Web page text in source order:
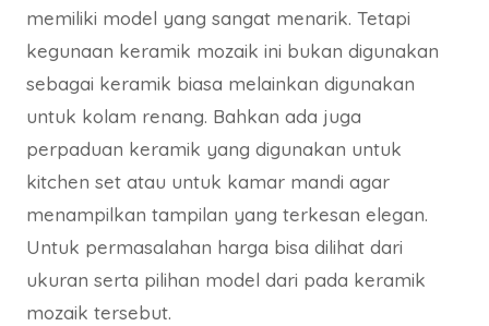
memiliki model yang sangat menarik. Tetapi
kegunaan keramik mozaik ini bukan digunakan
sebagai keramik biasa melainkan digunakan
untuk kolam renang. Bahkan ada juga
perpaduan keramik yang digunakan untuk
kitchen set atau untuk kamar mandi agar
menampilkan tampilan yang terkesan elegan.
Untuk permasalahan harga bisa dilihat dari
ukuran serta pilihan model dari pada keramik
mozaik tersebut.